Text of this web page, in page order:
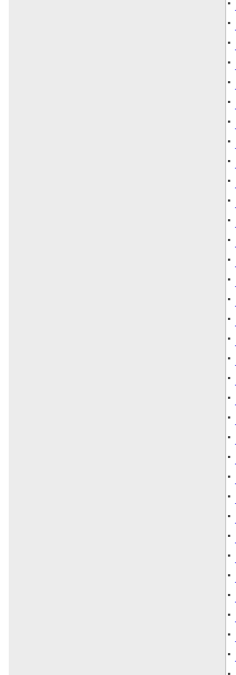
·
·
·
·
·
·
·
·
·
·
·
·
·
·
·
·
·
·
·
·
·
·
·
·
·
·
·
·
·
·
·
·
·